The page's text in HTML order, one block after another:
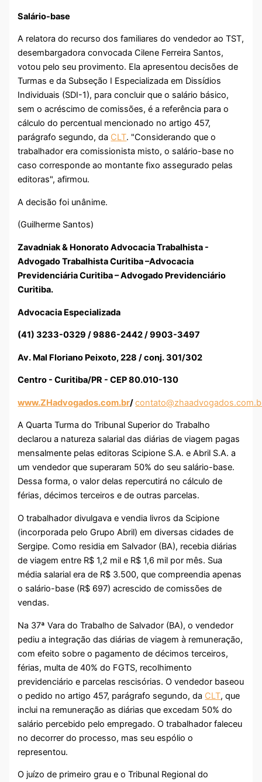
Salário-base
A relatora do recurso dos familiares do vendedor ao TST,
desembargadora convocada Cilene Ferreira Santos,
votou pelo seu provimento. Ela apresentou decisões de
Turmas e da Subseção I Especializada em Dissídios
Individuais (SDI-1), para concluir que o salário básico,
sem o acréscimo de comissões, é a referência para o
cálculo do percentual mencionado no artigo 457,
parágrafo segundo, da CLT. "Considerando que o
trabalhador era comissionista misto, o salário-base no
caso corresponde ao montante fixo assegurado pelas
editoras", afirmou.
A decisão foi unânime.
(Guilherme Santos)
Zavadniak & Honorato Advocacia Trabalhista -
Advogado Trabalhista Curitiba –Advocacia
Previdenciária Curitiba – Advogado Previdenciário
Curitiba.
Advocacia Especializada
(41) 3233-0329 / 9886-2442 / 9903-3497
Av. Mal Floriano Peixoto, 228 / conj. 301/302
Centro - Curitiba/PR - CEP 80.010-130
www.ZHadvogados.com.br/
A Quarta Turma do Tribunal Superior do Trabalho
declarou a natureza salarial das diárias de viagem pagas
mensalmente pelas editoras Scipione S.A. e Abril S.A. a
um vendedor que superaram 50% do seu salário-base.
Dessa forma, o valor delas repercutirá no cálculo de
férias, décimos terceiros e de outras parcelas.
O trabalhador divulgava e vendia livros da Scipione
(incorporada pelo Grupo Abril) em diversas cidades de
Sergipe. Como residia em Salvador (BA), recebia diárias
de viagem entre R$ 1,2 mil e R$ 1,6 mil por mês. Sua
média salarial era de R$ 3.500, que compreendia apenas
o salário-base (R$ 697) acrescido de comissões de
vendas.
Na 37ª Vara do Trabalho de Salvador (BA), o vendedor
pediu a integração das diárias de viagem à remuneração,
com efeito sobre o pagamento de décimos terceiros,
férias, multa de 40% do FGTS, recolhimento
previdenciário e parcelas rescisórias. O vendedor baseou
o pedido no artigo 457, parágrafo segundo, da CLT, que
inclui na remuneração as diárias que excedam 50% do
salário percebido pelo empregado. O trabalhador faleceu
no decorrer do processo, mas seu espólio o
representou.
O juízo de primeiro grau e o Tribunal Regional do